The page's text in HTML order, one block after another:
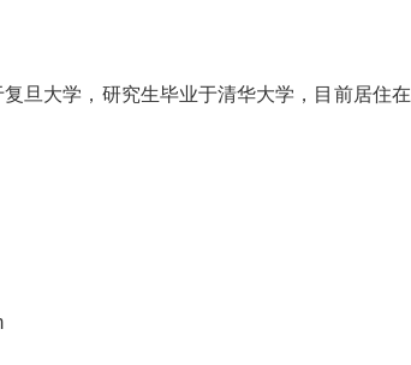
旦大学，研究生毕业于清华大学，目前居住